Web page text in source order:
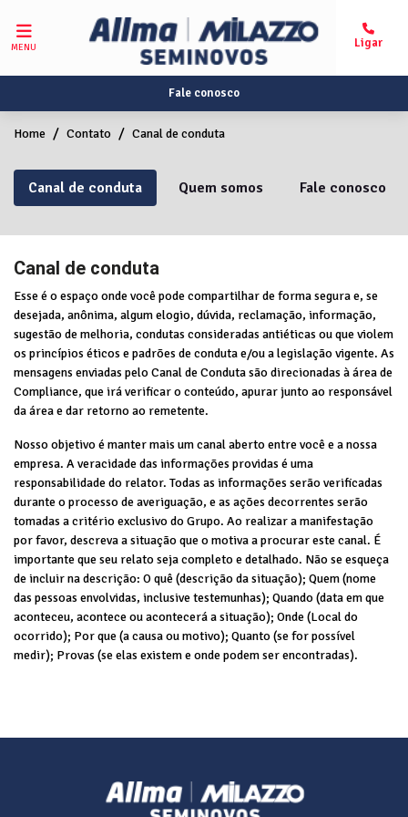
MENU
Fale conosco
Home Contato Canal de conduta
Quem somos Fale conosco
Canal de conduta
Canal de conduta
Esse é o espaço onde você pode compartilhar de forma segura e, se
desejada, anônima, algum elogio, dúvida, reclamação, informação,
sugestão de melhoria, condutas consideradas antiéticas ou que violem
os princípios éticos e padrões de conduta e/ou a legislação vigente. As
mensagens enviadas pelo Canal de Conduta são direcionadas à área de
Compliance, que irá verificar o conteúdo, apurar junto ao responsável
da área e dar retorno ao remetente.
Nosso objetivo é manter mais um canal aberto entre você e a nossa
empresa. A veracidade das informações providas é uma
responsabilidade do relator. Todas as informações serão verificadas
durante o processo de averiguação, e as ações decorrentes serão
tomadas a critério exclusivo do Grupo. Ao realizar a manifestação
por favor, descreva a situação que o motiva a procurar este canal. É
importante que seu relato seja completo e detalhado. Não se esqueça
de incluir na descrição: O quê (descrição da situação); Quem (nome
das pessoas envolvidas, inclusive testemunhas); Quando (data em que
aconteceu, acontece ou acontecerá a situação); Onde (Local do
ocorrido); Por que (a causa ou motivo); Quanto (se for possível
medir); Provas (se elas existem e onde podem ser encontradas).